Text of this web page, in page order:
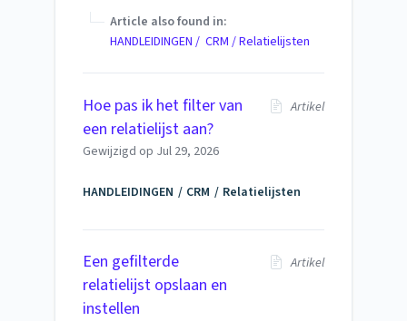
Article also found in:
HANDLEIDINGEN / CRM / Relatielijsten
Hoe pas ik het filter van
een relatielijst aan?
Artikel
Gewijzigd op Jul 29, 2026
HANDLEIDINGEN CRM Relatielijsten
Een gefilterde
relatielijst opslaan en
instellen
Artikel